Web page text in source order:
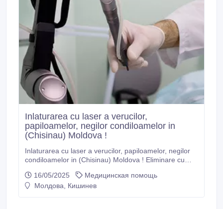
Inlaturarea cu laser a verucilor,
papiloamelor, negilor condiloamelor in
(Chisinau) Moldova !
Inlaturarea cu laser a verucilor, papiloamelor, negilor
condiloamelor in (Chisinau) Moldova ! Eliminare cu
laser a verucilor, papiloamelor, negilor condiloamelor in
(Chisinau) Moldova ! Inlaturarea cu laser (eliminrea,
16/05/2025
Медицинская помощь
Молдова, Кишинев